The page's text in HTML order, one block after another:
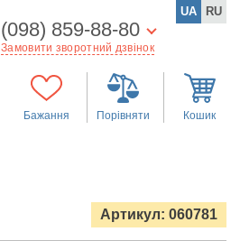
(098) 859-88-80
Замовити зворотний дзвінок
UA RU
Бажання Порівняти Кошик
Артикул: 060781